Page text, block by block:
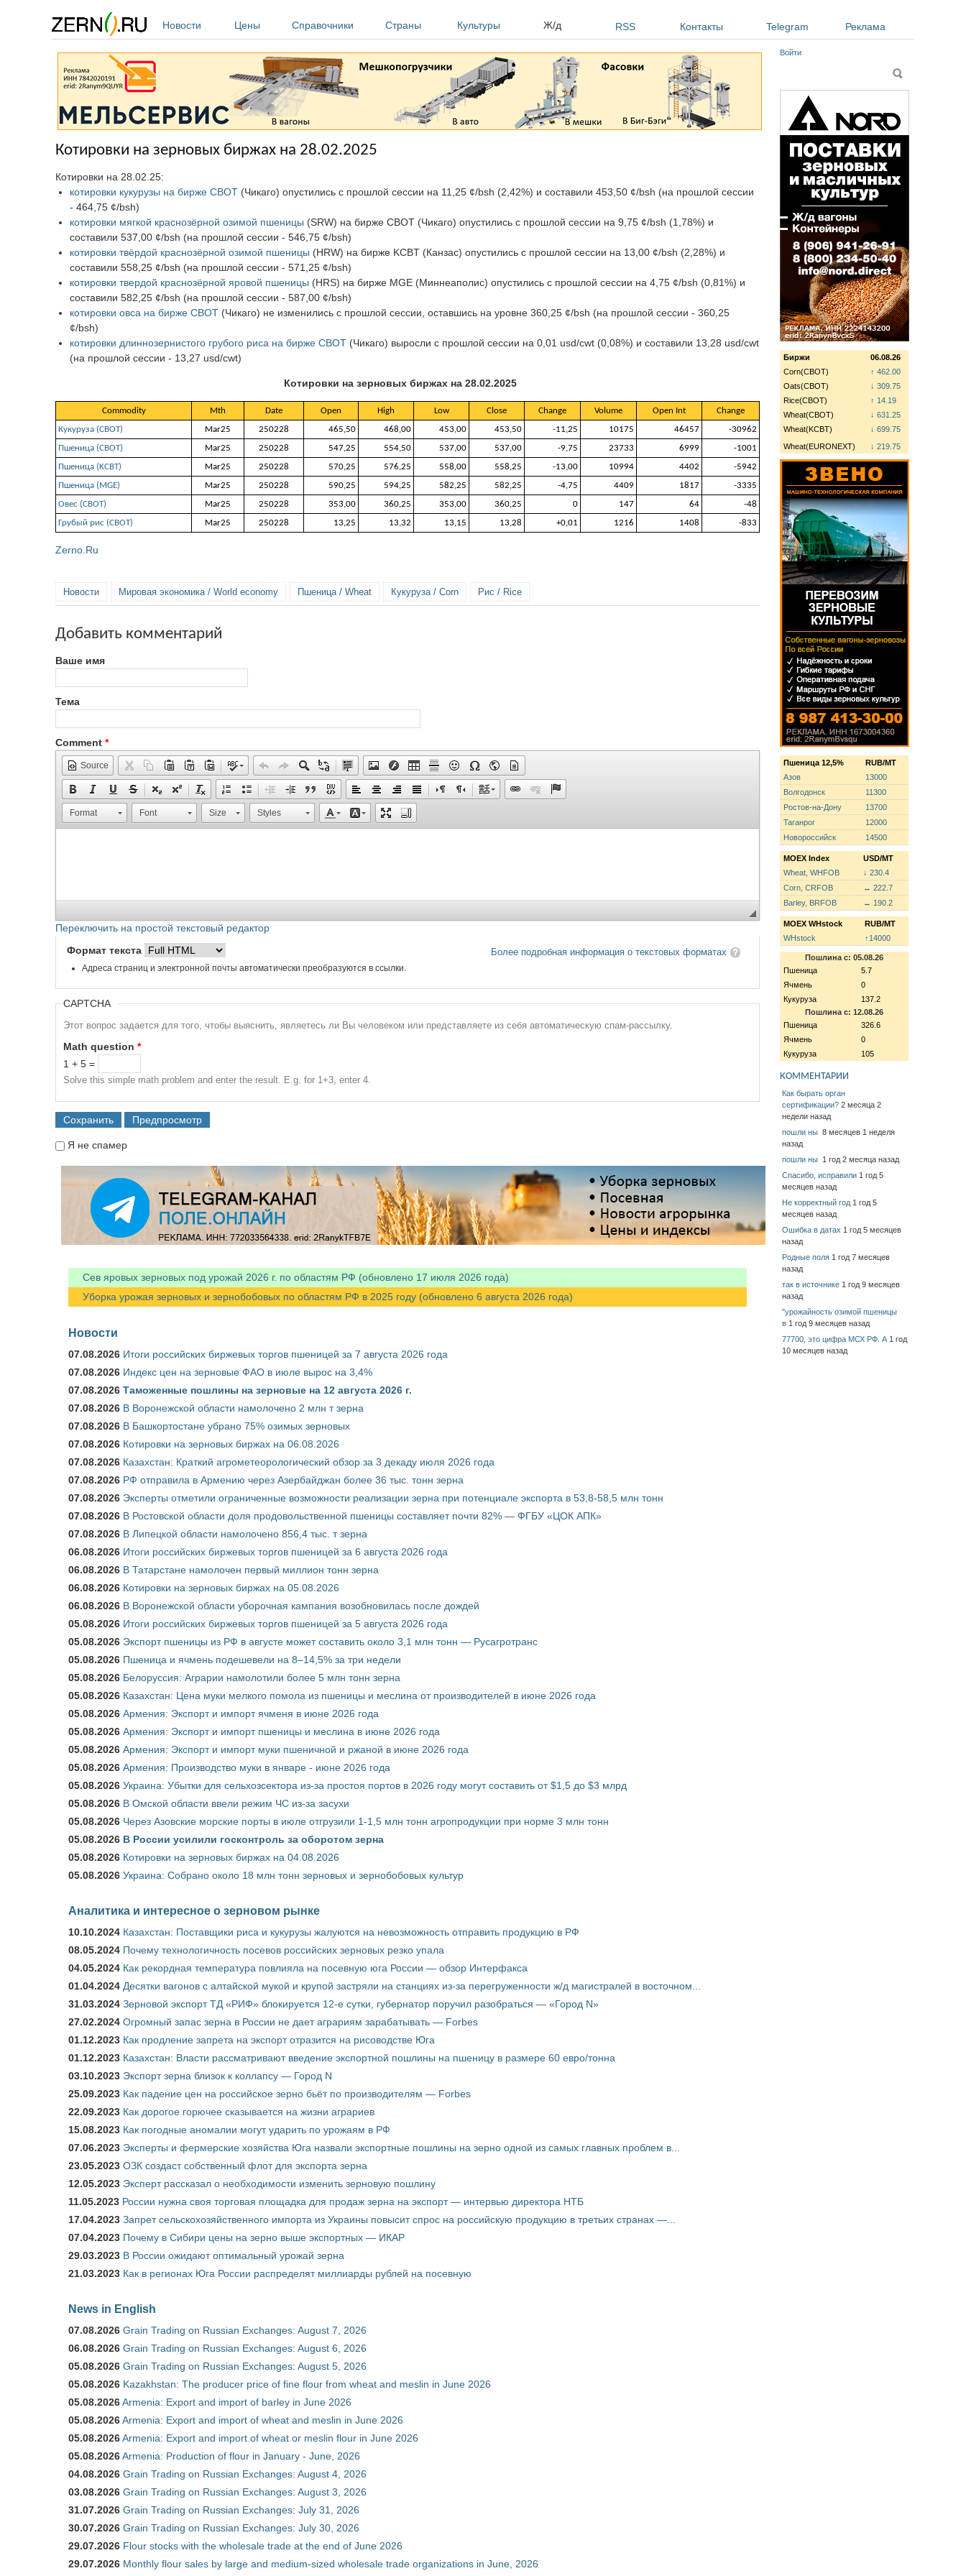
Новости
Цены Справочники Страны Культуры Ж/д RSS Контакты Telegram Реклама
Котировки на зерновых биржах на 28.02.2025
Котировки на 28.02.25:
котировки кукурузы на бирже CBOT(Чикаго) опустились с прошлой сессии на 11,25 ¢/bsh (2,42%) и составили 453,50 ¢/bsh (на прошлой сессии
- 464,75 ¢/bsh)
котировки мягкой краснозёрной озимой пшеницы (SRW) на бирже CBOT (Чикаго) опустились с прошлой сессии на 9,75 ¢/bsh (1,78%) и
составили 537,00 ¢/bsh (на прошлой сессии - 546,75 ¢/bsh)
котировки твёрдой краснозёрной озимой пшеницы (HRW) на бирже KCBT (Канзас) опустились с прошлой сессии на 13,00 ¢/bsh (2,28%) и
составили 558,25 ¢/bsh (на прошлой сессии - 571,25 ¢/bsh)
котировки твердой краснозёрной яровой пшеницы (HRS) на бирже MGE (Миннеаполис) опустились с прошлой сессии на 4,75 ¢/bsh (0,81%) и
составили 582,25 ¢/bsh (на прошлой сессии - 587,00 ¢/bsh)
котировки овса на бирже CBOT(Чикаго) не изменились с прошлой сессии, оставшись на уровне 360,25 ¢/bsh (на прошлой сессии - 360,25
¢/bsh)
котировки длиннозернистого грубого риса на бирже CBOT(Чикаго) выросли с прошлой сессии на 0,01 usd/cwt (0,08%) и составили 13,28 usd/cwt
(на прошлой сессии - 13,27 usd/cwt)
Котировки на зерновых биржах на 28.02.2025
Commodity Mth Date Open High Low Close Change Volume Open Int
Change
Кукуруза (СВОТ)
Mar25 250228 465,50 468,00 453,00 453,50 -11,25 10175 46457
-30962
Пшеница (СВОТ)
Mar25 250228 547,25 554,50 537,00 537,00 -9,75 23733 6999
-1001
Пшеница (KCBT)
Mar25 250228 570,25 576,25 558,00 558,25 -13,00 10994 4402
-5942
Пшеница (MGE)
Mar25 250228 590,25 594,25 582,25 582,25 -4,75 4409 1817
-3335
Овес (СВОТ)
Mar25 250228 353,00 360,25 353,00 360,25 0 147 64
-48
Грубый рис (CBOT)
Mar25 250228 13,25 13,32 13,15 13,28 +0,01 1216 1408 -833
Zerno.Ru
Новости Мировая экономика / World economy Пшеница / Wheat Кукуруза / Corn Рис / Rice
Добавить комментарий
Ваше имя
Тема
Comment *
Source
Format Font Size Styles
Переключить на простой текстовый редактор
Более подробная информация о текстовых форматах
Формат текста
Адреса страниц и электронной почты автоматически преобразуются в ссылки.
CAPTCHA
Этот вопрос задается для того, чтобы выяснить, являетесь ли Вы человеком или представляете из себя автоматическую спам-рассылку.
Math question *
1 + 5 =
Solve this simple math problem and enter the result. E.g. for 1+3, enter 4.
Я не спамер
Сев яровых зерновых под урожай 2026 г. по областям РФ (обновлено 17 июля 2026 года)
Уборка урожая зерновых и зернобобовых по областям РФ в 2025 году (обновлено 6 августа 2026 года)
Новости
07.08.2026 Итоги российских биржевых торгов пшеницей за 7 августа 2026 года
07.08.2026 Индекс цен на зерновые ФАО в июле вырос на 3,4%
07.08.2026 Таможенные пошлины на зерновые на 12 августа 2026 г.
07.08.2026 В Воронежской области намолочено 2 млн т зерна
07.08.2026 В Башкортостане убрано 75% озимых зерновых
07.08.2026 Котировки на зерновых биржах на 06.08.2026
07.08.2026 Казахстан: Краткий агрометеорологический обзор за 3 декаду июля 2026 года
07.08.2026 РФ отправила в Армению через Азербайджан более 36 тыс. тонн зерна
07.08.2026 Эксперты отметили ограниченные возможности реализации зерна при потенциале экспорта в 53,8-58,5 млн тонн
07.08.2026 В Ростовской области доля продовольственной пшеницы составляет почти 82% — ФГБУ «ЦОК АПК»
07.08.2026 В Липецкой области намолочено 856,4 тыс. т зерна
06.08.2026 Итоги российских биржевых торгов пшеницей за 6 августа 2026 года
06.08.2026 В Татарстане намолочен первый миллион тонн зерна
06.08.2026 Котировки на зерновых биржах на 05.08.2026
06.08.2026 В Воронежской области уборочная кампания возобновилась после дождей
05.08.2026 Итоги российских биржевых торгов пшеницей за 5 августа 2026 года
05.08.2026 Экспорт пшеницы из РФ в августе может составить около 3,1 млн тонн — Русагротранс
05.08.2026 Пшеница и ячмень подешевели на 8–14,5% за три недели
05.08.2026 Белоруссия: Аграрии намолотили более 5 млн тонн зерна
05.08.2026 Казахстан: Цена муки мелкого помола из пшеницы и меслина от производителей в июне 2026 года
05.08.2026 Армения: Экспорт и импорт ячменя в июне 2026 года
05.08.2026 Армения: Экспорт и импорт пшеницы и меслина в июне 2026 года
05.08.2026 Армения: Экспорт и импорт муки пшеничной и ржаной в июне 2026 года
05.08.2026 Армения: Производство муки в январе - июне 2026 года
05.08.2026 Украина: Убытки для сельхозсектора из-за простоя портов в 2026 году могут составить от $1,5 до $3 млрд
05.08.2026 В Омской области ввели режим ЧС из-за засухи
05.08.2026 Через Азовские морские порты в июле отгрузили 1-1,5 млн тонн агропродукции при норме 3 млн тонн
05.08.2026 В России усилили госконтроль за оборотом зерна
05.08.2026 Котировки на зерновых биржах на 04.08.2026
05.08.2026 Украина: Собрано около 18 млн тонн зерновых и зернобобовых культур
Аналитика и интересное о зерновом рынке
10.10.2024 Казахстан: Поставщики риса и кукурузы жалуются на невозможность отправить продукцию в РФ
08.05.2024 Почему технологичность посевов российских зерновых резко упала
04.05.2024 Как рекордная температура повлияла на посевную юга России — обзор Интерфакса
01.04.2024 Десятки вагонов с алтайской мукой и крупой застряли на станциях из-за перегруженности ж/д магистралей в восточном...
31.03.2024 Зерновой экспорт ТД «РИФ» блокируется 12-е сутки, губернатор поручил разобраться — «Город N»
27.02.2024 Огромный запас зерна в России не дает аграриям зарабатывать — Forbes
01.12.2023 Как продление запрета на экспорт отразится на рисоводстве Юга
01.12.2023 Казахстан: Власти рассматривают введение экспортной пошлины на пшеницу в размере 60 евро/тонна
03.10.2023 Экспорт зерна близок к коллапсу — Город N
25.09.2023 Как падение цен на российское зерно бьёт по производителям — Forbes
22.09.2023 Как дорогое горючее сказывается на жизни аграриев
15.08.2023 Как погодные аномалии могут ударить по урожаям в РФ
07.06.2023 Эксперты и фермерские хозяйства Юга назвали экспортные пошлины на зерно одной из самых главных проблем в...
23.05.2023 ОЗК создаст собственный флот для экспорта зерна
12.05.2023 Эксперт рассказал о необходимости изменить зерновую пошлину
11.05.2023 России нужна своя торговая площадка для продаж зерна на экспорт — интервью директора НТБ
17.04.2023 Запрет сельскохозяйственного импорта из Украины повысит спрос на российскую продукцию в третьих странах —...
07.04.2023 Почему в Сибири цены на зерно выше экспортных — ИКАР
29.03.2023 В России ожидают оптимальный урожай зерна
21.03.2023 Как в регионах Юга России распределят миллиарды рублей на посевную
News in English
07.08.2026 Grain Trading on Russian Exchanges: August 7, 2026
06.08.2026 Grain Trading on Russian Exchanges: August 6, 2026
05.08.2026 Grain Trading on Russian Exchanges: August 5, 2026
05.08.2026 Kazakhstan: The producer price of fine flour from wheat and meslin in June 2026
05.08.2026Armenia: Export and import of barley in June 2026
05.08.2026Armenia: Export and import of wheat and meslin in June 2026
05.08.2026Armenia: Export and import of wheat or meslin flour in June 2026
05.08.2026Armenia: Production of flour in January - June, 2026
04.08.2026 Grain Trading on Russian Exchanges: August 4, 2026
03.08.2026 Grain Trading on Russian Exchanges: August 3, 2026
31.07.2026 Grain Trading on Russian Exchanges: July 31, 2026
30.07.2026 Grain Trading on Russian Exchanges: July 30, 2026
29.07.2026 Flour stocks with the wholesale trade at the end of June 2026
29.07.2026 Monthly flour sales by large and medium-sized wholesale trade organizations in June, 2026
Войти
Поиск
Биржи
06.08.26
Corn(CBOT)
↑ 462.00
Oats(CBOT)
↓ 309.75
Rice(CBOT)
↑ 14.19
Wheat(CBOT)
↓ 631.25
Wheat(KCBT)
↓ 699.75
Wheat(EURONEXT)
↓ 219.75
Пшеница 12,5%
RUB/MT
Азов
13000
Волгодонск
11300
Ростов-на-Дону
13700
Таганрог
12000
Новороссийск
14500
MOEX Index
USD/MT
Wheat, WHFOB
↓ 230.4
Corn, CRFOB
↔ 222.7
Barley, BRFOB
↔ 190.2
MOEX WHstock
RUB/MT
WHstock
↑14000
Пошлина с: 05.08.26
Пшеница
5.7
Ячмень
0
Кукуруза
137.2
Пошлина с: 12.08.26
Пшеница
326.6
Ячмень
0
Кукуруза
105
КОММЕНТАРИИ
Как бырать орган
сертификации? 2 месяца 2
недели назад
пошли ны 8 месяцев 1 неделя
назад
пошли ны 1 год 2 месяца назад
Спасибо, исправили 1 год 5
месяцев назад
Не корректный год 1 год 5
месяцев назад
Ошибка в датах 1 год 5 месяцев
назад
Родные поля 1 год 7 месяцев
назад
так в источнике 1 год 9 месяцев
назад
"урожайность озимой пшеницы
в 1 год 9 месяцев назад
77700, это цифра МСХ РФ. А 1 год
10 месяцев назад